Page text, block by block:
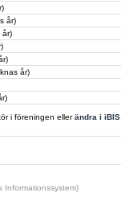
år)
år)
år)
i föreningen ellerändra i iBIS
Informationssystem)